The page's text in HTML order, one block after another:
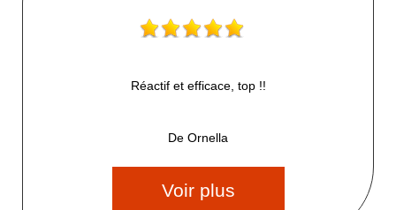
Réactif et efficace, top !!
De Ornella
Voir plus